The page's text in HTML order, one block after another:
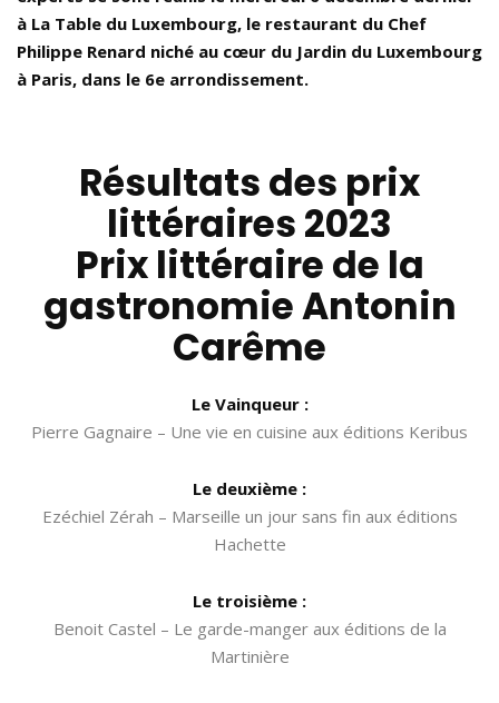
à La Table du Luxembourg, le restaurant du Chef
Philippe Renard niché au cœur du Jardin du Luxembourg
à Paris, dans le 6e arrondissement.
Résultats des prix
littéraires 2023
Prix littéraire de la
gastronomie Antonin
Carême
Le Vainqueur :
Pierre Gagnaire – Une vie en cuisine aux éditions Keribus
Le deuxième :
Ezéchiel Zérah – Marseille un jour sans fin aux éditions
Hachette
Le troisième :
Benoit Castel – Le garde-manger aux éditions de la
Martinière